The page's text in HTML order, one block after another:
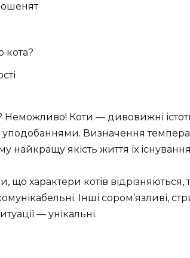
кота?
Неможливо! Коти — дивовижні
уподобаннями. Визначення
якість життя їх
що характери котів відрізняються,
Інші сором’язливі,
— унікальні.